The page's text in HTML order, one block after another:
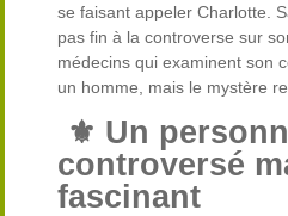
se faisant appeler Charlotte.
pas fin à la controverse sur
médecins qui examinent son
un homme, mais le mystère
⚜️ Un
controversé
fascinant